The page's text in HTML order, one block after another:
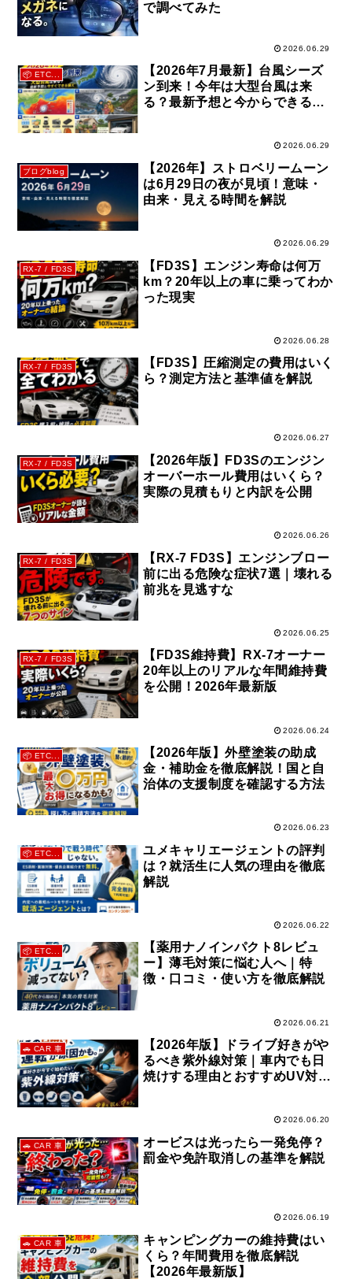
で調べてみた
2026.06.29
📦 ETC...
【2026年7月最新】台風シーズ
ン到来！今年は大型台風は来
る？最新予想と今からできる備
2026.06.29
ブログblog
【2026年】ストロベリームーン
は6月29日の夜が見頃！意味・
由来・見える時間を解説
2026.06.29
RX-7 / FD3S
【FD3S】エンジン寿命は何万
km？20年以上の車に乗ってわか
った現実
2026.06.28
RX-7 / FD3S
【FD3S】圧縮測定の費用はいく
ら？測定方法と基準値を解説
2026.06.27
RX-7 / FD3S
【2026年版】FD3Sのエンジン
オーバーホール費用はいくら？
実際の見積もりと内訳を公開
2026.06.26
RX-7 / FD3S
【RX-7 FD3S】エンジンブロー
前に出る危険な症状7選｜壊れる
前兆を見逃すな
2026.06.25
RX-7 / FD3S
【FD3S維持費】RX-7オーナー
20年以上のリアルな年間維持費
を公開！2026年最新版
2026.06.24
📦 ETC...
【2026年版】外壁塗装の助成
金・補助金を徹底解説！国と自
治体の支援制度を確認する方法
2026.06.23
📦 ETC...
ユメキャリエージェントの評判
は？就活生に人気の理由を徹底
解説
2026.06.22
📦 ETC...
【薬用ナノインパクト8レビュ
ー】薄毛対策に悩む人へ｜特
徴・口コミ・使い方を徹底解説
2026.06.21
🚗 CAR 車
【2026年版】ドライブ好きがや
るべき紫外線対策｜車内でも日
焼けする理由とおすすめUV対策
2026.06.20
🚗 CAR 車
オービスは光ったら一発免停？
罰金や免許取消しの基準を解説
2026.06.19
🚗 CAR 車
キャンピングカーの維持費はい
くら？年間費用を徹底解説
【2026年最新版】